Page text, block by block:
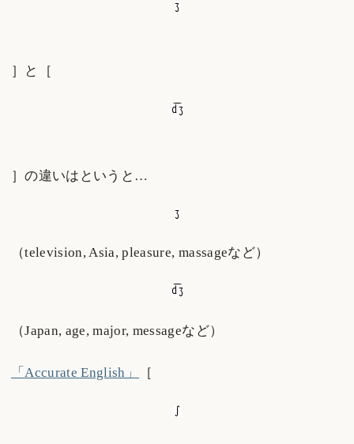
］と［
］の違いはというと…
（television, Asia, pleasure, massageなど）
（Japan, age, major, messageなど）
「Accurate English」 ［